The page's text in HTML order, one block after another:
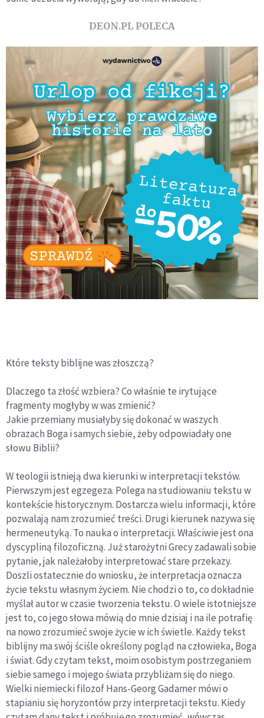
DEON.PL POLECA
Które teksty biblijne was złoszczą?
Dlaczego ta złość wzbiera? Co właśnie te irytujące
fragmenty mogłyby w was zmienić?
Jakie przemiany musiałyby się dokonać w waszych
obrazach Boga i samych siebie, żeby odpowiadały one
słowu Biblii?
W teologii istnieją dwa kierunki w interpretacji tekstów.
Pierwszym jest egzegeza. Polega na studiowaniu tekstu w
kontekście historycznym. Dostarcza wielu informacji, które
pozwalają nam zrozumieć treści. Drugi kierunek nazywa się
hermeneutyką. To nauka o interpretacji. Właściwie jest ona
dyscypliną filozoficzną. Już starożytni Grecy zadawali sobie
pytanie, jak należałoby interpretować stare przekazy.
Doszli ostatecznie do wniosku, że interpretacja oznacza
życie tekstu własnym życiem. Nie chodzi o to, co dokładnie
myślał autor w czasie tworzenia tekstu. O wiele istotniejsze
jest to, co jego słowa mówią do mnie dzisiaj i na ile potrafię
na nowo zrozumieć swoje życie w ich świetle. Każdy tekst
biblijny ma swój ściśle określony pogląd na człowieka, Boga
i świat. Gdy czytam tekst, moim osobistym postrzeganiem
siebie samego i mojego świata przybliżam się do niego.
Wielki niemiecki filozof Hans-Georg Gadamer mówi o
stapianiu się horyzontów przy interpretacji tekstu. Kiedy